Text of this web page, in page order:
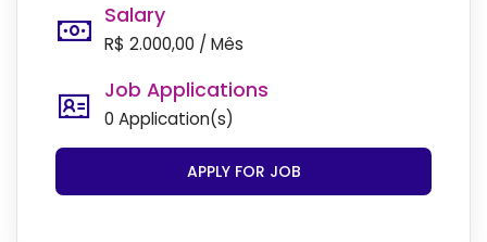
Salary
R$ 2.000,00 / Mês
Job Applications
0 Application(s)
APPLY FOR JOB